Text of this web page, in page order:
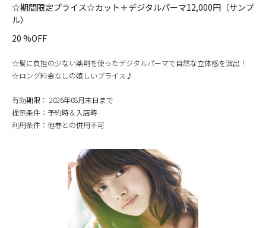
☆期間限定プライス☆カット＋デジタルパーマ12,000円（サンプ
ル）
20 %OFF
☆髪に負担の少ない薬剤を使ったデジタルパーマで自然な立体感を演出！
☆ロング料金なしの嬉しいプライス♪
有効期限： 2026年08月末日まで
提示条件： 予約時＆入店時
利用条件： 他券との併用不可